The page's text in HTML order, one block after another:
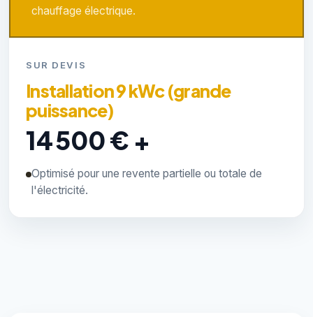
chauffage électrique.
SUR DEVIS
Installation 9 kWc (grande
puissance)
14 500 € +
Optimisé pour une revente partielle ou totale de
l'électricité.